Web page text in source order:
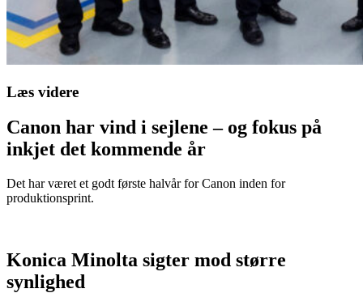
Læs videre
Canon har vind i sejlene – og fokus på
inkjet det kommende år
Det har været et godt første halvår for Canon inden for
produktionsprint.
Konica Minolta sigter mod større
synlighed